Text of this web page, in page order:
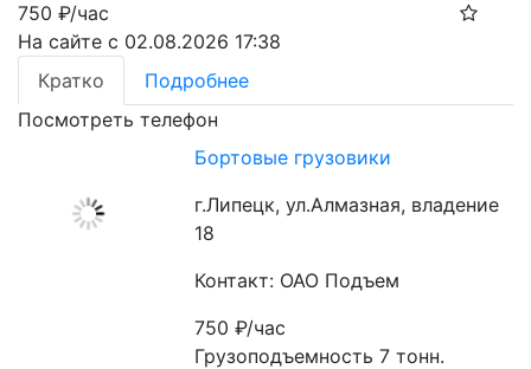
750 ₽/час
На сайте с 02.08.2026 17:38
Кратко
Подробнее
Посмотреть телефон
Бортовые грузовики
г.Липецк, ул.Алмазная, владение
18
Контакт: ОАО Подъем
750₽/час
Грузоподъемность 7 тонн.